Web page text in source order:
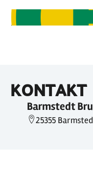
KONTAKT
Barmstedt
25355